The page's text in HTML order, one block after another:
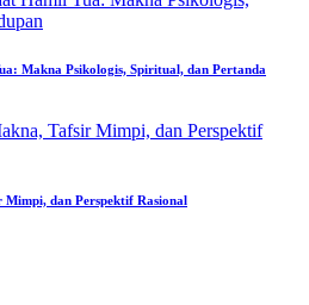
Makna Psikologis, Spiritual, dan Pertanda
dan Perspektif Rasional